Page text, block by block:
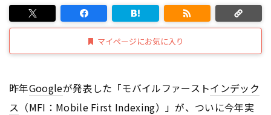
マイページにお気に入り
昨年Googleが発表した「モバイルファーストインデック
ス （MFI：Mobile First Indexing）」が、ついに今年実